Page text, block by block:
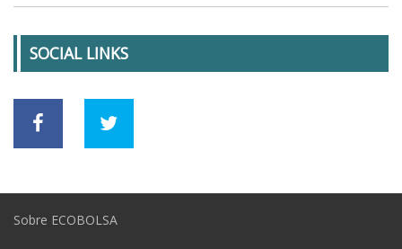
SOCIAL LINKS
Sobre ECOBOLSA